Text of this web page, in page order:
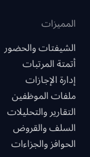
المميزات
الشيفتات والحضور
أتمتة المرتبات
إدارة الإجازات
ملفات الموظفين
التقارير والتحليلات
السلف والقروض
الحوافز والجزاءات